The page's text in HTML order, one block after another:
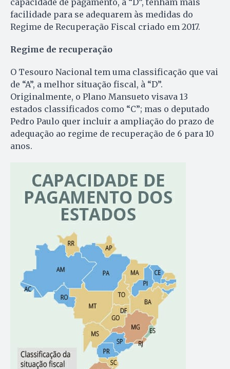
capacidade de pagamento, a “D”, tenham mais
facilidade para se adequarem às medidas do
Regime de Recuperação Fiscal criado em 2017.
Regime de recuperação
O Tesouro Nacional tem uma classificação que vai
de “A”, a melhor situação fiscal, à “D”.
Originalmente, o Plano Mansueto visava 13
estados classificados como “C”; mas o deputado
Pedro Paulo quer incluir a ampliação do prazo de
adequação ao regime de recuperação de 6 para 10
anos.